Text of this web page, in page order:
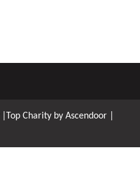
|Top Charity by Ascendoor